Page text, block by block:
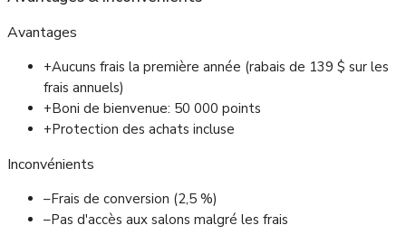
Avantages
+Aucuns frais la première année (rabais de 139 $ sur les
frais annuels)
+Boni de bienvenue: 50 000 points
+Protection des achats incluse
Inconvénients
–Frais de conversion (2,5 %)
–Pas d'accès aux salons malgré les frais